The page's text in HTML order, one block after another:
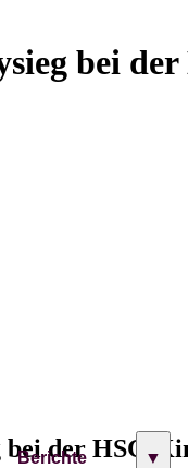
bei
Berichte ▼
der HSG